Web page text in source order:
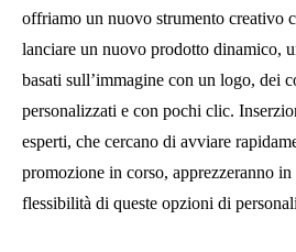
offriamo un nuovo strumento creativo
lanciare un nuovo prodotto dinamico,
basati sull’immagine con un logo, dei
personalizzati e con pochi clic.
esperti, che cercano di avviare
promozione in corso, apprezzeranno
flessibilità di queste opzioni di